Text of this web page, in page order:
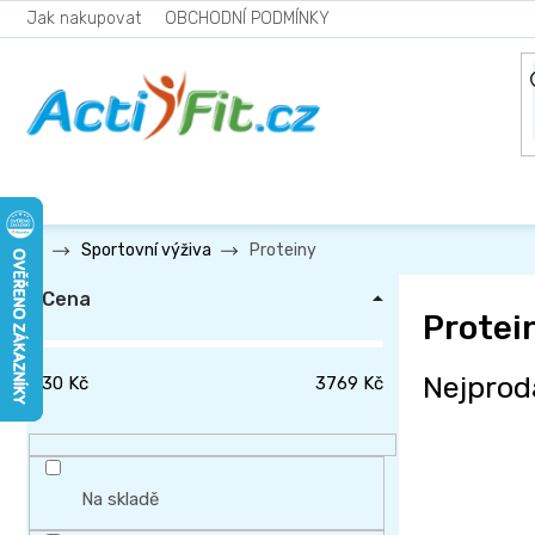
Přejít
na
Jak nakupovat OBCHODNÍ PODMÍNKY
Sportovní výživa Proteiny
P
o
s
t
r
a
Cena
30 Kč 3769 Kč
Na skladě